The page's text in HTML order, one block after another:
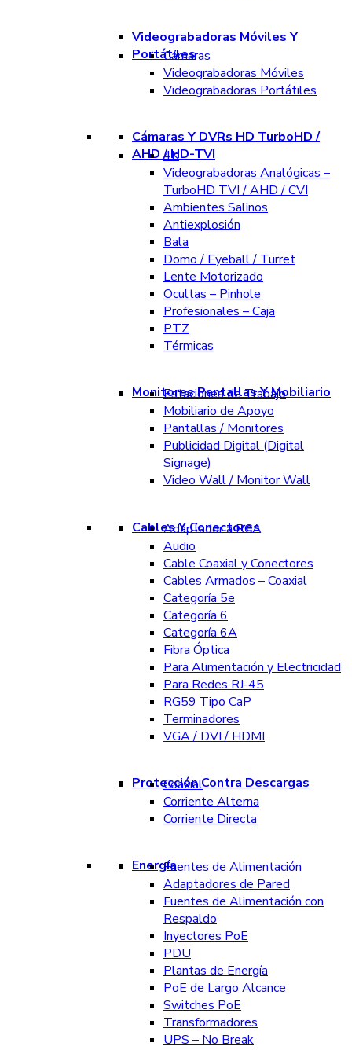
Videograbadoras Móviles Y
Portátiles
Cámaras
Videograbadoras Móviles
Videograbadoras Portátiles
Cámaras Y DVRs HD TurboHD /
AHD / HD-TVI
4K
Videograbadoras Analógicas –
TurboHD TVI / AHD / CVI
Ambientes Salinos
Antiexplosión
Bala
Domo / Eyeball / Turret
Lente Motorizado
Ocultas – Pinhole
Profesionales – Caja
PTZ
Térmicas
Monitores Pantallas Y Mobiliario
Estaciones de Trabajo
Mobiliario de Apoyo
Pantallas / Monitores
Publicidad Digital (Digital
Signage)
Video Wall / Monitor Wall
Cables Y Conectores
Adaptador a RCA
Audio
Cable Coaxial y Conectores
Cables Armados – Coaxial
Categoría 5e
Categoría 6
Categoría 6A
Fibra Óptica
Para Alimentación y Electricidad
Para Redes RJ-45
RG59 Tipo CaP
Terminadores
VGA / DVI / HDMI
Protección Contra Descargas
Coaxial
Corriente Alterna
Corriente Directa
EnergíaFuentes de Alimentación
Adaptadores de Pared
Fuentes de Alimentación con
Respaldo
Inyectores PoE
PDU
Plantas de Energía
PoE de Largo Alcance
Switches PoE
Transformadores
UPS – No Break